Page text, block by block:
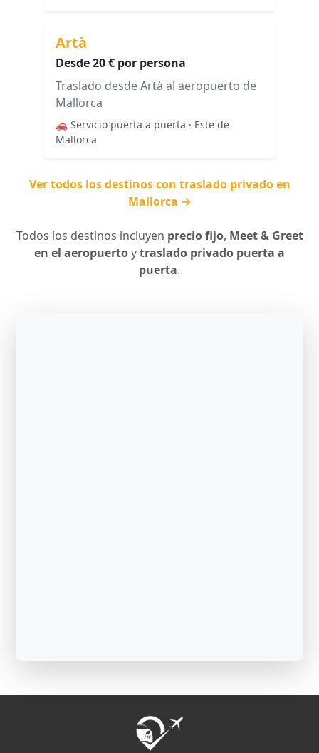
Artà
Desde 20 € por persona
Traslado desde Artà al aeropuerto de
Mallorca
🚗 Servicio puerta a puerta · Este de
Mallorca
Ver todos los destinos con traslado privado en
Mallorca →
Todos los destinos incluyen precio fijo, Meet & Greet
en el aeropuertoytraslado privado puerta a
puerta.